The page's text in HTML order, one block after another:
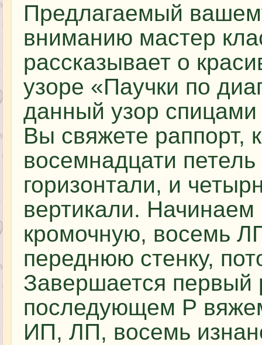
Предлагаемый
вниманию мастер
рассказывает о
узоре «Паучки по
данный узор
Вы свяжете раппорт,
восемнадцати
горизонтали, и
вертикали.
кромочную, восемь
переднюю стенку,
Завершается первый
последующем Р
ИП, ЛП, восемь